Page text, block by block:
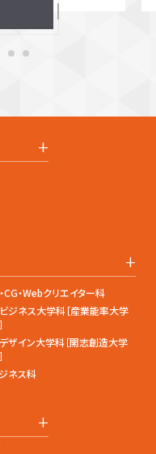
+
+
CG・Webクリエイター科
ジネス大学科［産業能率大学
ザイン大学科［開志創造大学
ネス科
+